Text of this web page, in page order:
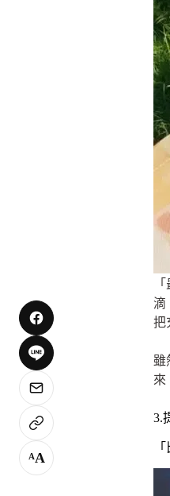
滴
把
雖
來
3.
AA